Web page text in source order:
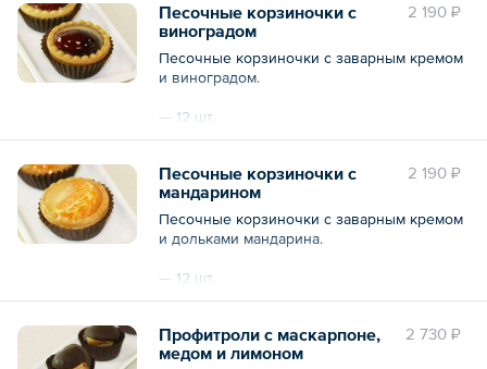
2 190 ₽
Песочные корзиночки с
виноградом
Песочные корзиночки с заварным кремом
и виноградом.
— 12 шт.
2 190 ₽
Песочные корзиночки с
мандарином
Песочные корзиночки с заварным кремом
и дольками мандарина.
— 12 шт.
2 730 ₽
Профитроли с маскарпоне,
медом и лимоном